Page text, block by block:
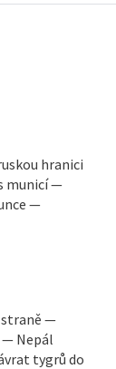
hranici
municí —
—
straně —
— Nepál
tygrů do